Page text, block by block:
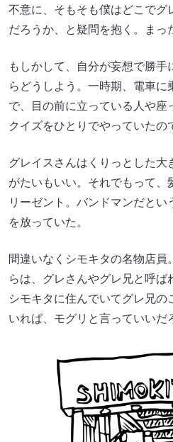
不意に、そもそも僕はどこでグ
だろうか、と疑問を抱く。まっ
もしかして、自分が妄想で勝手
らどうしよう。一時期、電車に
で、目の前に立っている人や座
クイズをひとりでやっていたの
グレイスさんはくりっとした大
がたいもいい。それでもって、
リーゼント。バンドマンだとい
を放っていた。
間違いなくシモキタの名物店
らは、グレさんやグレ兄と呼ば
シモキタに住んでいてグレ兄
いれば、モグリと言っていいだ